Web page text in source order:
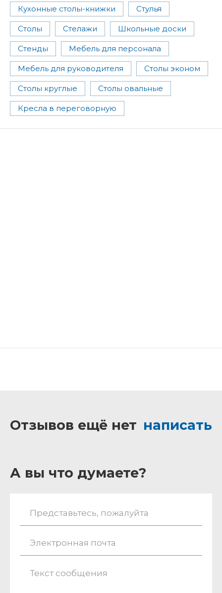
Кухонные столы-книжки Стулья
Столы Стелажи Школьные доски
Стенды Мебель для персонала
Мебель для руководителя Столы эконом
Столы круглые Столы овальные
Кресла в переговорную
Отзывов ещё нет написать
А вы что думаете?